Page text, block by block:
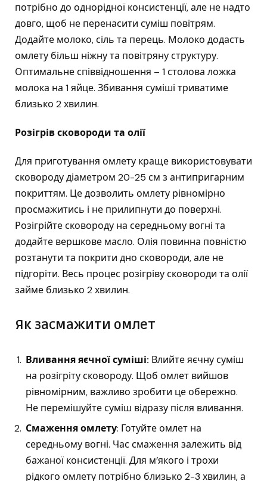
потрібно до однорідної консистенції, але не надто
довго, щоб не перенасити суміш повітрям.
Додайте молоко, сіль та перець. Молоко додасть
омлету більш ніжну та повітряну структуру.
Оптимальне співвідношення – 1 столова ложка
молока на 1 яйце. Збивання суміші триватиме
близько 2 хвилин.
Розігрів сковороди та олії
Для приготування омлету краще використовувати
сковороду діаметром 20-25 см з антипригарним
покриттям. Це дозволить омлету рівномірно
просмажитись і не прилипнути до поверхні.
Розігрійте сковороду на середньому вогні та
додайте вершкове масло. Олія повинна повністю
розтанути та покрити дно сковороди, але не
підгоріти. Весь процес розігріву сковороди та олії
займе близько 2 хвилин.
Як засмажити омлет
Вливання яєчної суміші: Влийте яєчну суміш
на розігріту сковороду. Щоб омлет вийшов
рівномірним, важливо зробити це обережно.
Не перемішуйте суміш відразу після вливання.
Смаження омлету: Готуйте омлет на
середньому вогні. Час смаження залежить від
бажаної консистенції. Для м’якого і трохи
рідкого омлету потрібно близько 2-3 хвилин, а